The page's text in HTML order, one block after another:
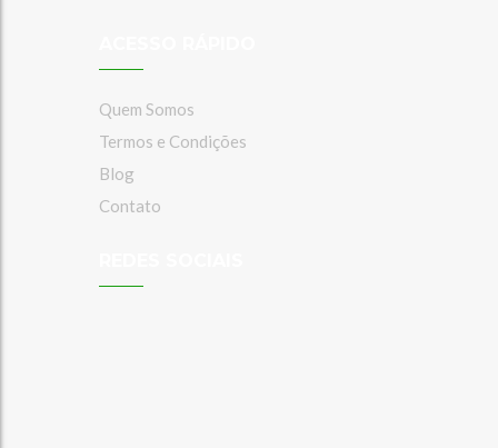
Quem Somos
Termos e Condições
Blog
Contato